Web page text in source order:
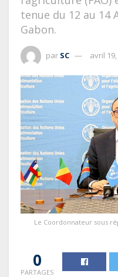
tenue du 12 au 14
Gabon.
par SC avril
Le Coordonnateur sous
0
PARTAGES